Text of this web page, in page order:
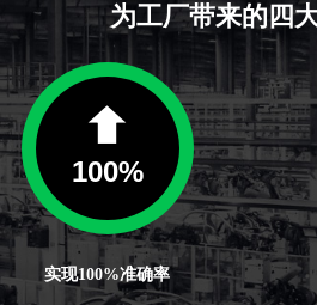
为工厂带来的四
100%
实现100%准确率